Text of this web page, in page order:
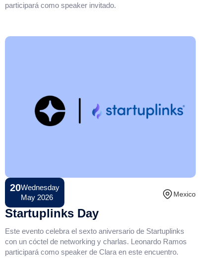
participará como speaker invitado.
20Wednesday
May 2026
Conference Mexico
Startuplinks Day
Este evento celebra el sexto aniversario de Startuplinks
con un cóctel de networking y charlas. Leonardo Ramos
participará como speaker de Clara en este encuentro.